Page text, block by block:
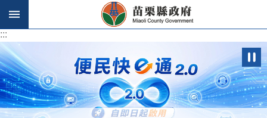
跳到主要內容區塊
:::
:::